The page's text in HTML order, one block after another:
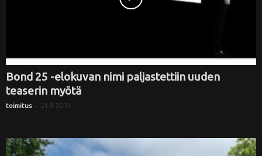
Bond 25 -elokuvan nimi paljastettiin uuden
teaserin myötä
toimitus - 21.8.2019